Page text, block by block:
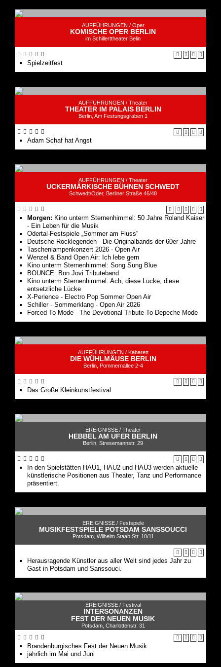
AUFFÜHRUNGEN / Oper
KOMISCHE OPER BERLIN
im Schillerttheater Belin
Spielzeit­fest
AUFFÜHRUNGEN / Theater
THEATER IM PALAIS BERLIN
Berlin, Am Festungsgraben 1
Adam Schaf hat Angst
AUFFÜHRUNGEN / Theater
UCKERMÄRKISCHE BÜHNEN SCHWEDT
Schwedt/Oder, Berliner Straße 46/48
Morgen: Kino unterm Sternenhimmel: 50 Jahre Roland Kaiser
- Ein Leben für die Musik
Odertal-Festspiele „Sommer am Fluss“
Deutsche Rocklegenden - Die Originalbands der 60er Jahre
Taschenlampenkonzert 2026 - Open Air
Wenzel & Band Open Air: Ich lebe gern
Kino unterm Sternenhimmel: Song Sung Blue
BOUNCE: Bon Jovi Tributeband
Kino unterm Sternenhimmel: Ach, diese Lücke, diese
entsetzliche Lücke
X-Perience - Electro Pop Sommer Open Air
Schiller - Sommerklang - Open Air 2026
Forced To Mode - The Devotional Tribute To Depeche Mode
AUFFÜHRUNGEN / Kabarett
DIE WÜHLMÄUSE BERLIN
Berlin, Pommernallee 2-4
Das Große Kleinkunstfestival
EREIGNISSE / Theater
HEBBEL AM UFER BERLIN
Berlin, Stresemannstr. 29
In den Spielstätten HAU1, HAU2 und HAU3 werden aktuelle
künstlerische Positionen aus Theater, Tanz und Performance
präsentiert.
EREIGNISSE / Festspiele
MUSIKFESTSPIELE POTSDAM SANSSOUCCI
Potsdam, Wilhelm Staab Str. 10/11
Herausragende Künstler aus aller Welt sind jedes Jahr zu
Gast in Potsdam und Sanssouci.
EREIGNISSE / Festival
INTERSONANZEN
FEST DER NEUEN MUSIK
Potsdam, Charlottenstr. 31
Brandenburgisches Fest der Neuen Musik
jährlich im Mai und Juni